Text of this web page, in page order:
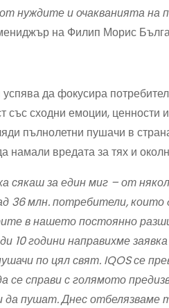
нуждите и очакванията на
на Филип Морис
да фокусира
със сходни емоции, ценности
пълнолетни пушачи в
намали вредата за тях и
сякаш за един миг – от
36 млн. потребители,
в нашето постоянно
10 години направихме
по цял свят. IQOS се
се справи с голямото
да пушат. Днес отбелязваме